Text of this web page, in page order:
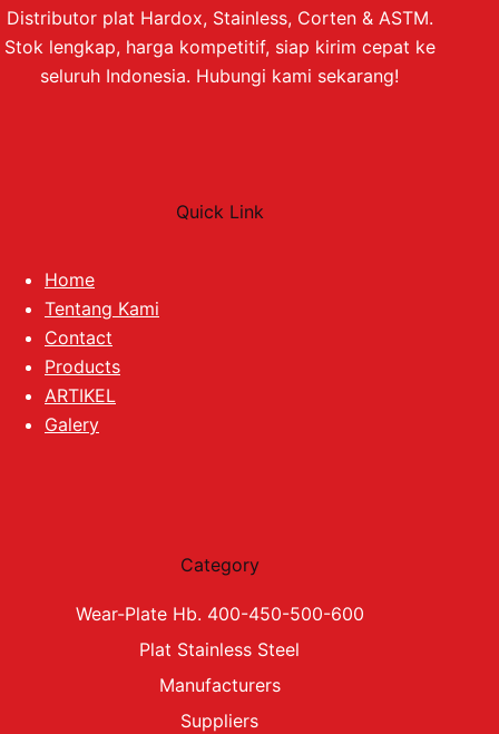
Distributor plat Hardox, Stainless, Corten & ASTM.
Stok lengkap, harga kompetitif, siap kirim cepat ke
seluruh Indonesia. Hubungi kami sekarang!
Quick Link
Home
Tentang Kami
Contact
Products
ARTIKEL
Galery
Category
Wear-Plate Hb. 400-450-500-600
Plat Stainless Steel
Manufacturers
Suppliers